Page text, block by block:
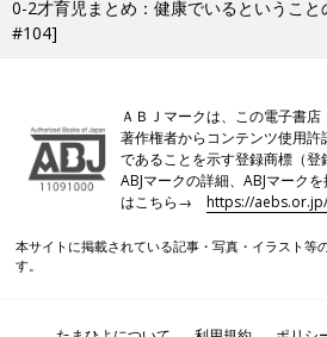
0-2才育児まとめ：健康でいるというこ
#104]
ＡＢＪマークは、この電子書店
著作権者からコンテンツ使用
であることを示す登録商標（登
ABJマークの詳細、ABJマーク
はこちら→https://
本サイトに掲載されている記事・写真・イラスト等
す。